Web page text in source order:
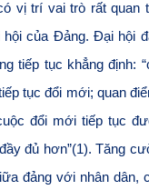
vị trí vai trò rất quan
của Đảng. Đại hội
tiếp tục khẳng định:
tục đổi mới; quan
đổi mới tiếp tục
đủ hơn”(1). Tăng
đảng với nhân dân,